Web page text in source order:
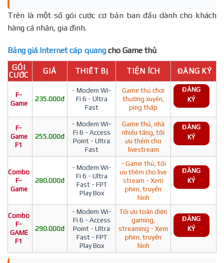
Trên là một số gói cước cơ bản ban đầu dành cho khách
hàng cá nhân, gia đình.
Bảng giá Internet cáp quang cho Game thủ
GÓI
CƯỚC
GIÁ THIẾT BỊ TIỆN ÍCH ĐĂNG KÝ
F-
Game
235.000đ
- Modem Wi-
Fi 6 - Ultra
Fast
Game thủ chơi
thường xuyên,
ping thấp
ĐĂNG
KÝ
F-
Game
F1
255.000đ
- Modem Wi-
Fi 6 - Access
Point - Ultra
Fast
Game thủ, nhà
nhiều tầng, tối
ưu thêm cho
livestream
ĐĂNG
KÝ
Combo
F-
Game
280.000đ
- Modem Wi-
Fi 6 - Ultra
Fast - FPT
Play Box
- Game thủ, tối
ưu thêm cho live
stream - Xem
phim, truyền
hình
ĐĂNG
KÝ
Combo
F-
GAME
F1
290.000đ
- Modem Wi-
Fi 6 - Access
Point - Ultra
Fast - FPT
Play Box
Tối ưu toàn diện
gaming,
streaming - Xem
phim, truyền
hình
ĐĂNG
KÝ